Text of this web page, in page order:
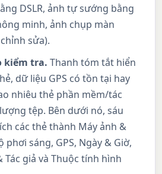
DSLR, ảnh tự sướng bằng
minh, ảnh chụp màn
sửa).
kiểm tra. Thanh tóm tắt hiển
dữ liệu GPS có tồn tại hay
nhiêu thẻ phần mềm/tác
tệp. Bên dưới nó, sáu
các thẻ thành Máy ảnh &
phơi sáng, GPS, Ngày & Giờ,
Tác giả và Thuộc tính hình